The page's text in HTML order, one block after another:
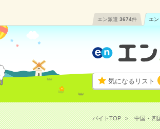
エン派遣 3674件 エン
気になるリスト
バイトTOP 中国・四